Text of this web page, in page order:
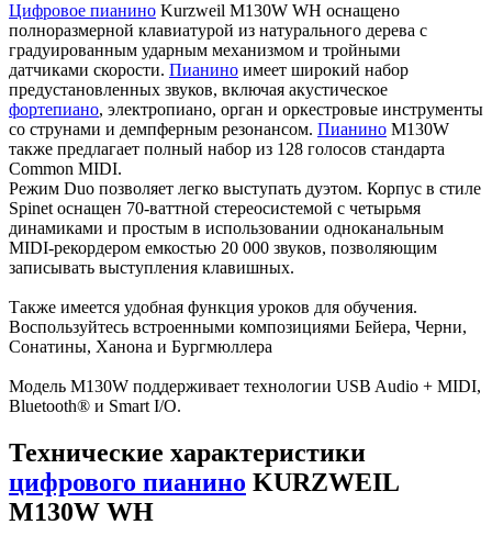
Цифровое пианино Kurzweil M130W WH оснащено
полноразмерной клавиатурой из натурального дерева с
градуированным ударным механизмом и тройными
датчиками скорости. Пианино имеет широкий набор
предустановленных звуков, включая акустическое
фортепиано, электропиано, орган и оркестровые инструменты
со струнами и демпферным резонансом. Пианино M130W
также предлагает полный набор из 128 голосов стандарта
Common MIDI.
Режим Duo позволяет легко выступать дуэтом. Корпус в стиле
Spinet оснащен 70-ваттной стереосистемой с четырьмя
динамиками и простым в использовании одноканальным
MIDI-рекордером емкостью 20 000 звуков, позволяющим
записывать выступления клавишных.
Также имеется удобная функция уроков для обучения.
Воспользуйтесь встроенными композициями Бейера, Черни,
Сонатины, Ханона и Бургмюллера
Модель M130W поддерживает технологии USB Audio + MIDI,
Bluetooth® и Smart I/O.
Технические характеристики
цифрового пианино KURZWEIL
M130W WH